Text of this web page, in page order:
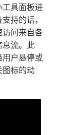
具面板进
持的话，
访问来自各
息流。此
用户悬停或
图标的动